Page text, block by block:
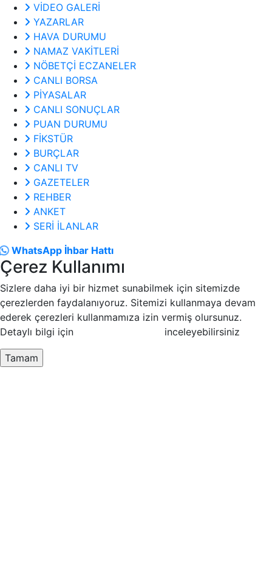
VİDEO GALERİ
YAZARLAR
HAVA DURUMU
NAMAZ VAKİTLERİ
NÖBETÇİ ECZANELER
CANLI BORSA
PİYASALAR
CANLI SONUÇLAR
PUAN DURUMU
FİKSTÜR
BURÇLAR
CANLI TV
GAZETELER
REHBER
ANKET
SERİ İLANLAR
WhatsApp İhbar Hattı
Çerez Kullanımı
Sizlere daha iyi bir hizmet sunabilmek için sitemizde
çerezlerden faydalanıyoruz. Sitemizi kullanmaya devam
ederek çerezleri kullanmamıza izin vermiş olursunuz.
Detaylı bilgi için
inceleyebilirsiniz
Tamam